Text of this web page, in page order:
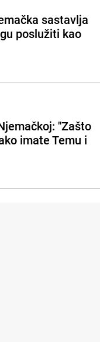
sastavlja
poslužiti kao
"Zašto
imate Temu i